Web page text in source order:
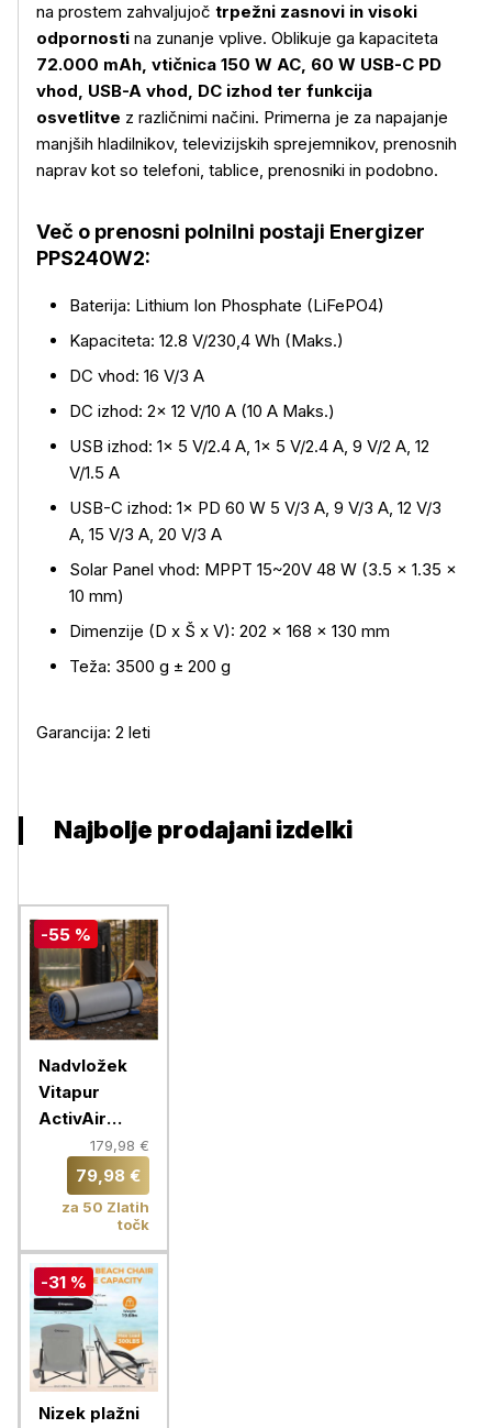
Več o izdelku
na prostem zahvaljujoč trpežni zasnovi in visoki
odpornosti na zunanje vplive. Oblikuje ga kapaciteta
72.000 mAh, vtičnica 150 W AC, 60 W USB-C PD
vhod, USB-A vhod, DC izhod ter funkcija
osvetlitve z različnimi načini. Primerna je za napajanje
manjših hladilnikov, televizijskih sprejemnikov, prenosnih
naprav kot so telefoni, tablice, prenosniki in podobno.
Več o prenosni polnilni postaji Energizer
PPS240W2:
Baterija: Lithium Ion Phosphate (LiFePO4)
Kapaciteta: 12.8 V/230,4 Wh (Maks.)
DC vhod: 16 V/3 A
DC izhod: 2× 12 V/10 A (10 A Maks.)
USB izhod: 1× 5 V/2.4 A, 1× 5 V/2.4 A, 9 V/2 A, 12
V/1.5 A
USB-C izhod: 1× PD 60 W 5 V/3 A, 9 V/3 A, 12 V/3
A, 15 V/3 A, 20 V/3 A
Solar Panel vhod: MPPT 15~20V 48 W (3.5 × 1.35 ×
10 mm)
Dimenzije (D x Š x V): 202 × 168 × 130 mm
Teža: 3500 g ± 200 g
Garancija: 2 leti
Najbolje prodajani izdelki
-55 %
Nadvložek
Vitapur
ActivAir
140X200 cm
179,98 €
79,98 €
za 50 Zlatih
točk
-31 %
Nizek plažni